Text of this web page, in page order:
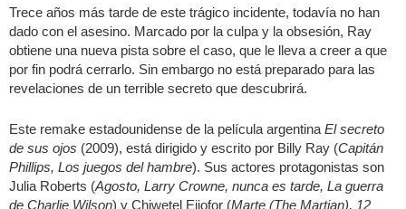
Trece años más tarde de este trágico incidente, todavía no han
dado con el asesino. Marcado por la culpa y la obsesión, Ray
obtiene una nueva pista sobre el caso, que le lleva a creer a que
por fin podrá cerrarlo. Sin embargo no está preparado para las
revelaciones de un terrible secreto que descubrirá.
Este remake estadounidense de la película argentina El secreto
de sus ojos (2009), está dirigido y escrito por Billy Ray (Capitán
Phillips, Los juegos del hambre). Sus actores protagonistas son
Julia Roberts (Agosto, Larry Crowne, nunca es tarde, La guerra
de Charlie Wilson) y Chiwetel Ejiofor (Marte (The Martian), 12